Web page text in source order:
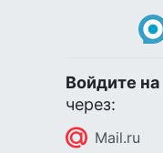
Войдите на
через:
Mail.ru